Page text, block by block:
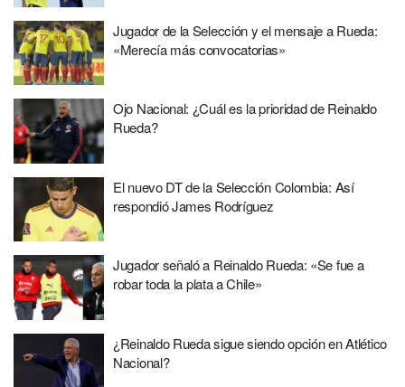
Jugador de la Selección y el mensaje a Rueda:
«Merecía más convocatorias»
Ojo Nacional: ¿Cuál es la prioridad de Reinaldo
Rueda?
El nuevo DT de la Selección Colombia: Así
respondió James Rodríguez
Jugador señaló a Reinaldo Rueda: «Se fue a
robar toda la plata a Chile»
¿Reinaldo Rueda sigue siendo opción en Atlético
Nacional?